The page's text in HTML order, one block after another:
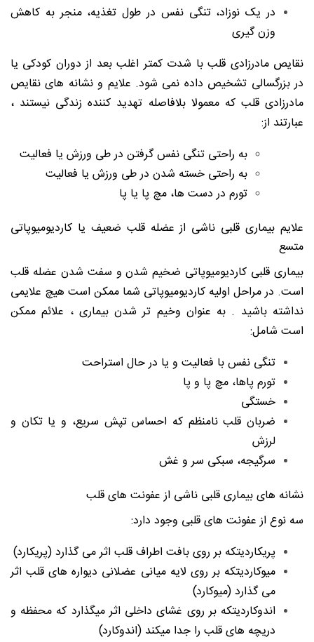
در یک نوزاد، تنگی نفس در طول تغذیه، منجر به کاهش
وزن گیری
نقایص مادرزادی قلب با شدت کمتر اغلب بعد از دوران کودکی یا
در بزرگسالی تشخیص داده نمی شود. علایم و نشانه های نقایص
مادرزادی قلب که معمولا بلافاصله تهدید کننده زندگی نیستند ،
عبارتند از:
به راحتی تنگی نفس گرفتن در طی ورزش یا فعالیت
به راحتی خسته شدن در طی ورزش یا فعالیت
تورم در دست ها، مچ پا یا پا
علایم بیماری قلبی ناشی از عضله قلب ضعیف یا کاردیومیوپاتی
متسع
بیماری قلبی کاردیومیوپاتی ضخیم شدن و سفت شدن عضله قلب
است. در مراحل اولیه کاردیومیوپاتی شما ممکن است هیچ علایمی
نداشته باشید . به عنوان وخیم تر شدن بیماری ، علائم ممکن
است شامل:
تنگی نفس با فعالیت و یا در حال استراحت
تورم پاها، مچ پا و پا
خستگی
ضربان قلب نامنظم که احساس تپش سریع، و یا تکان و
لرزش
سرگیجه، سبکی سر و غش
نشانه های بیماری قلبی ناشی از عفونت های قلب
سه نوع از عفونت های قلبی وجود دارد:
پریکاردیتکه بر روی بافت اطراف قلب اثر می گذارد (پریکارد)
میوکاردیتکه بر روی لایه میانی عضلانی دیواره های قلب اثر
می گذارد (میوکارد)
اندوکاردیتکه بر روی غشای داخلی اثر میگذارد که محفظه و
دریچه های قلب را جدا میکند (اندوکارد)